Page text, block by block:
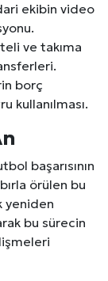
ekibin video
ve takıma
borç
kullanılması.
başarısının
örülen bu
yeniden
bu sürecin